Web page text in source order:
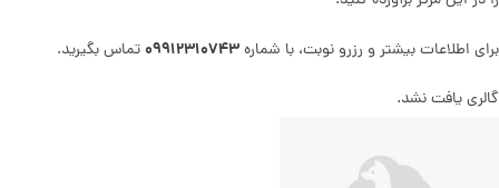
برای اطلاعات بیشتر و رزرو نوبت، با شماره۰۹۹۱۲۳۱۰۷۴۳تماس بگیرید.
گالری یافت نشد.